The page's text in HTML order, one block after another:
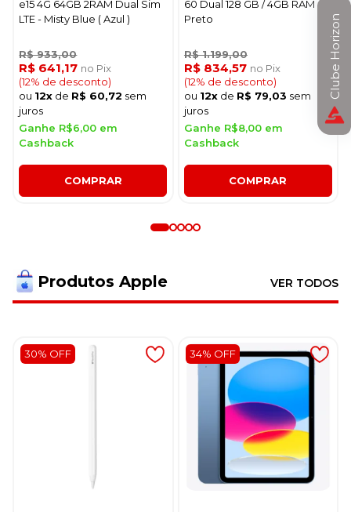
e15 4G 64GB 2RAM Dual Sim
LTE - Misty Blue ( Azul )
R$ 933,00
R$ 641,17 no Pix
(12% de desconto)
ou 12x de R$ 60,72 sem
juros
Ganhe R$6,00 em
Cashback
COMPRAR
60 Dual 128 GB / 4GB RAM -
Preto
R$ 1.199,00
R$ 834,57 no Pix
(12% de desconto)
ou 12xde R$ 79,03 sem
juros
Ganhe R$8,00 em
Cashback
COMPRAR
Produtos Apple VER TODOS
30% OFF 34% OFF
Clube Horizon